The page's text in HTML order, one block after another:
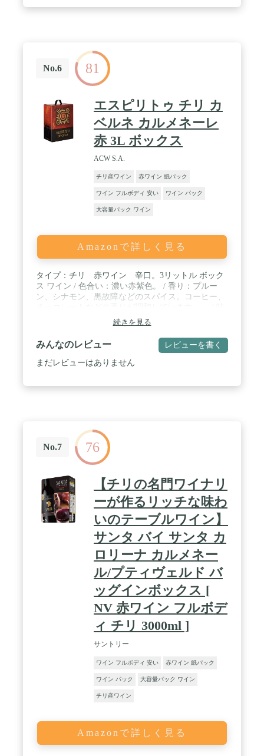
No.6 81
エスピリトゥ チリ カ
ベルネ カルメネーレ
赤 3L ボックス
ACW S.A.
チリ産ワイン 赤ワイン 紙パック
ワイン フルボディ 安い ワイン パック
大容量パック ワイン
Amazonで詳しく見る
タイプ：チリ 赤ワイン 辛口。3リットル ボック
ス ワイン / 色合い：濃い赤紫色。 / 香り：プルー
ン、シナモン、黒故障などのスパイス。コーヒー、
わい：柔らかな果実味と、まろやかなタンニンが素
敵にバランス。余韻が長く豊かに広がります。 / 合
う料理：どんな料理にも合います。
続きを見る
みんなのレビュー レビューを書く
まだレビューはありません
No.7 76
【チリの名門ワイナリ
ーが作るリッチな味わ
いのテーブルワイン】
サンタ バイ サンタ カ
ロリーナ カルメネー
ル/プティヴェルド バ
ッグインボックス [
NV 赤ワイン フルボデ
ィ チリ 3000ml ]
サントリー
ワイン フルボディ 安い 赤ワイン 紙パック
ワイン パック 大容量パック ワイン
チリ産ワイン
Amazonで詳しく見る